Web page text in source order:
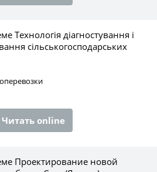
Технологія діагностування і
сільськогосподарських
Читать online
Проектирование новой